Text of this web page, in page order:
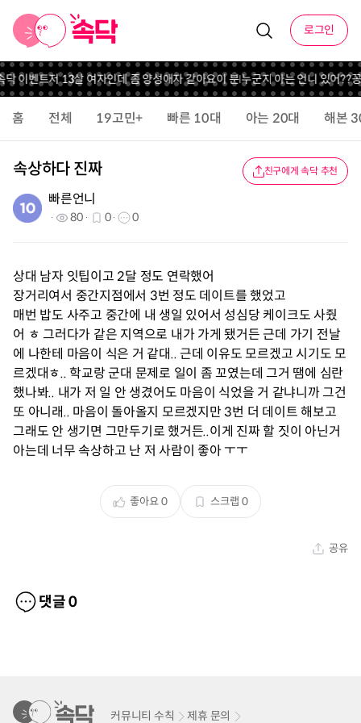
로그인
이벤트저 13살 여자인데 좀 양성애자 같아요이 분 누군지 아는 언니 있어??
홈 전체 19고민+ 빠른 10대 아는 20대 해본
속상하다 진짜 친구에게 속닥 추천
빠른언니
80 0 0
상대 남자 잇팁이고 2달 정도 연락했어
장거리여서 중간지점에서 3번 정도 데이트를 했었고
매번 밥도 사주고 중간에 내 생일 있어서 성심당 케이크도 사줬
어 ㅎ 그러다가 같은 지역으로 내가 가게 됐거든 근데 가기 전날
에 나한테 마음이 식은 거 같대.. 근데 이유도 모르겠고 시기도 모
르겠대ㅎ.. 학교랑 군대 문제로 일이 좀 꼬였는데 그거 땜에 심란
했나봐.. 내가 저 일 안 생겼어도 마음이 식었을 거 같냐니까 그건
또 아니래.. 마음이 돌아올지 모르겠지만 3번 더 데이트 해보고
그래도 안 생기면 그만두기로 했거든..이게 진짜 할 짓이 아닌거
아는데 너무 속상하고 난 저 사람이 좋아 ㅜㅜ
좋아요0 스크랩 0
공유
댓글0
커뮤니티 수칙 제휴 문의